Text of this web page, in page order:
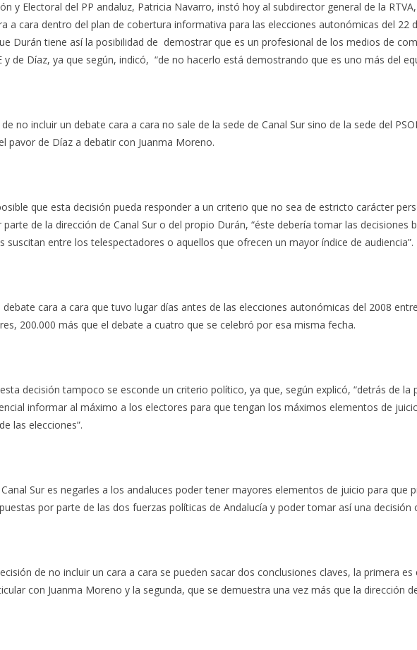
y Electoral del PP andaluz, Patricia Navarro, instó hoy al subdirector general de la
a cara dentro del plan de cobertura informativa para las elecciones autonómicas del 22
Durán tiene así la posibilidad de demostrar que es un profesional de los medios de
y de Díaz, ya que según, indicó, “de no hacerlo está demostrando que es uno más del
no incluir un debate cara a cara no sale de la sede de Canal Sur sino de la sede del
pavor de Díaz a debatir con Juanma Moreno.
que esta decisión pueda responder a un criterio que no sea de estricto carácter
de la dirección de Canal Sur o del propio Durán, “éste debería tomar las decisiones
suscitan entre los telespectadores o aquellos que ofrecen un mayor índice de audiencia”.
cara a cara que tuvo lugar días antes de las elecciones autonómicas del 2008
200.000 más que el debate a cuatro que se celebró por esa misma fecha.
decisión tampoco se esconde un criterio político, ya que, según explicó, “detrás de
informar al máximo a los electores para que tengan los máximos elementos de
las elecciones”.
Sur es negarles a los andaluces poder tener mayores elementos de juicio para que
por parte de las dos fuerzas políticas de Andalucía y poder tomar así una
de no incluir un cara a cara se pueden sacar dos conclusiones claves, la primera
con Juanma Moreno y la segunda, que se demuestra una vez más que la dirección